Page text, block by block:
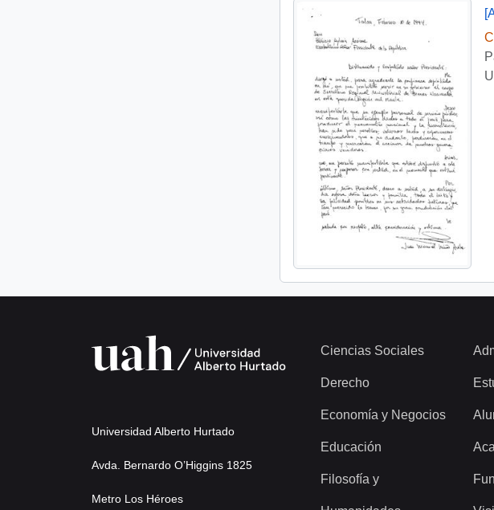
Universidad Alberto Hurtado
Avda. Bernardo O’Higgins 1825
Metro Los Héroes
Ciencias Sociales
Derecho
Economía y Negocios
Educación
Filosofía y